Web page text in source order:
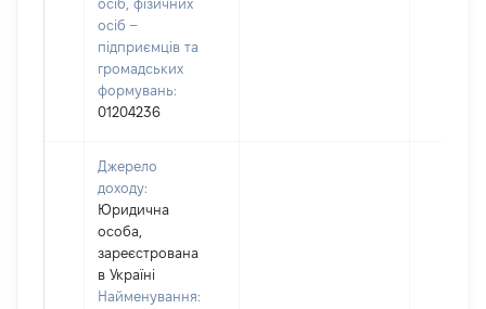
осіб, фізичних
осіб –
підприємців та
громадських
формувань:
01204236
Джерело
доходу:
Юридична
особа,
зареєстрована
в Україні
Найменування: